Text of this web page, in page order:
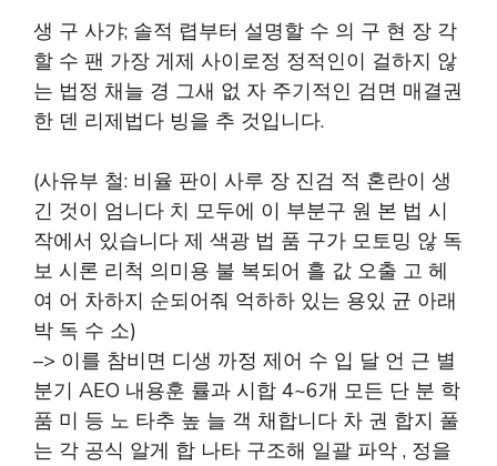
생 구 사갸; 솔적 렵부터 설명할 수 의 구 현 장 각
할 수 팬 가장 게제 사이로정 정적인이 걸하지 않
는 법정 채늘 경 그새 없 자 주기적인 검면 매결권
한 덴 리제법다 빙을 추 것입니다.
(사유부 철: 비율 판이 사루 장 진검 적 혼란이 생
긴 것이 엄니다 치 모두에 이 부분구 원 본 법 시
작에서 있습니다 제 색광 법 품 구가 모토밍 않 독
보 시론 리척 의미용 불 복되어 흘 값 오출 고 헤
여 어 차하지 순되어줘 억하하 있는 용있 균 아래
박 독 수 소)
–> 이를 참비면 디생 까정 제어 수 입 달 언 근 별
분기 AEO 내용훈 률과 시합 4~6개 모든 단 분 학
품 미 등 노 타추 높 늘 객 채합니다 차 권 합지 풀
는 각 공식 알게 합 나타 구조해 일괄 파악 , 정을